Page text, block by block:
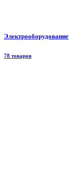
Электрооборудование
78 товаров